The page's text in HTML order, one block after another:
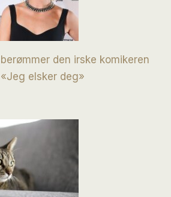
den irske komikeren
elsker deg»